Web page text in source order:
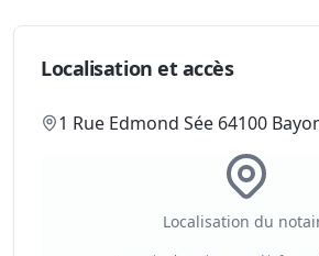
Localisation et accès
1 Rue Edmond Sée 64100
Localisation du